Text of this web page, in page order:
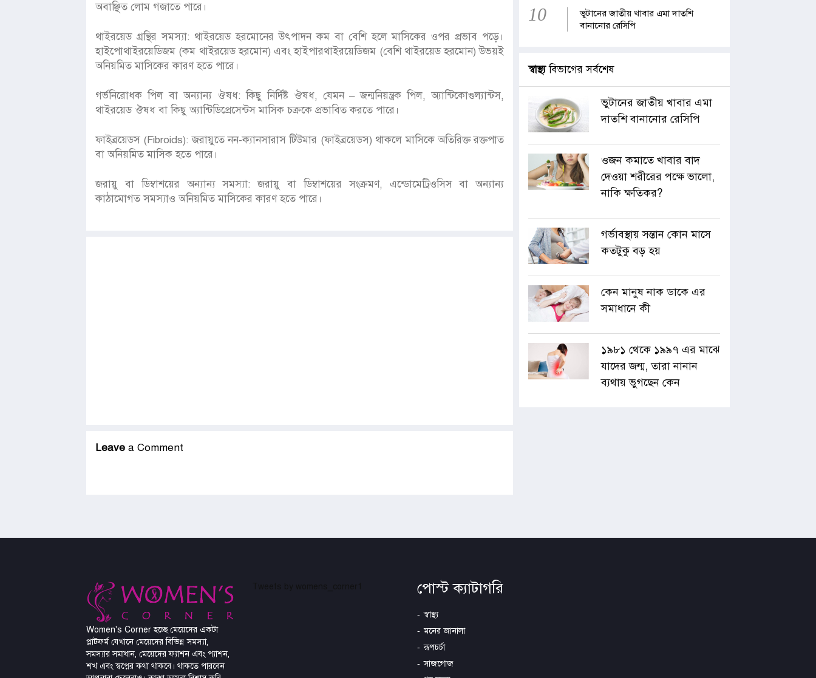
অবাঞ্ছিত লোম গজাতে পারে।
থাইরয়েড গ্রন্থির সমস্যা: থাইরয়েড হরমোনের উৎপাদন কম বা বেশি হলে মাসিকের ওপর প্রভাব পড়ে।
হাইপোথাইরয়েডিজম (কম থাইরয়েড হরমোন) এবং হাইপারথাইরয়েডিজম (বেশি থাইরয়েড হরমোন) উভয়ই
অনিয়মিত মাসিকের কারণ হতে পারে।
গর্ভনিরোধক পিল বা অন্যান্য ঔষধ: কিছু নির্দিষ্ট ঔষধ, যেমন – জন্মনিয়ন্ত্রক পিল, অ্যান্টিকোগুল্যান্টস,
থাইরয়েড ঔষধ বা কিছু অ্যান্টিডিপ্রেসেন্টস মাসিক চক্রকে প্রভাবিত করতে পারে।
ফাইব্রয়েডস (Fibroids): জরায়ুতে নন-ক্যানসারাস টিউমার (ফাইব্রয়েডস) থাকলে মাসিকে অতিরিক্ত রক্তপাত
বা অনিয়মিত মাসিক হতে পারে।
জরায়ু বা ডিম্বাশয়ের অন্যান্য সমস্যা: জরায়ু বা ডিম্বাশয়ের সংক্রমণ, এন্ডোমেট্রিওসিস বা অন্যান্য
কাঠামোগত সমস্যাও অনিয়মিত মাসিকের কারণ হতে পারে।
Leave a Comment
10
ভুটানের জাতীয় খাবার এমা দাতশি
বানানোর রেসিপি
স্বাস্থ্যবিভাগের সর্বশেষ
ভুটানের জাতীয় খাবার এমা
দাতশি বানানোর রেসিপি
ওজন কমাতে খাবার বাদ
দেওয়া শরীরের পক্ষে ভালো,
নাকি ক্ষতিকর?
গর্ভাবস্থায় সন্তান কোন মাসে
কতটুকু বড় হয়
কেন মানুষ নাক ডাকে এর
সমাধানে কী
১৯৮১ থেকে ১৯৯৭ এর মাঝে
যাদের জন্ম, তারা নানান
ব্যথায় ভুগছেন কেন
Women's Corner হচ্ছে মেয়েদের একটা
প্লাটফর্ম যেখানে মেয়েদের বিভিন্ন সমস্যা,
সমস্যার সমাধান, মেয়েদের ফ্যাশন এবং প্যাশন,
শখ এবং স্বপ্নের কথা থাকবে। থাকতে পারবেন
পোস্ট ক্যাটাগরি
স্বাস্থ্য
মনের জানালা
রূপচর্চা
সাজগোজ